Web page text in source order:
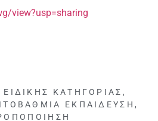
view?usp=sharing
ΕΙΔΙΚΉΣ ΚΑΤΗΓΟΡΊΑΣ ,
ΕΚΠΑΊΔΕΥΣΗ ,